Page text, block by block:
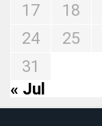
17
18
24
25
31
« Jul